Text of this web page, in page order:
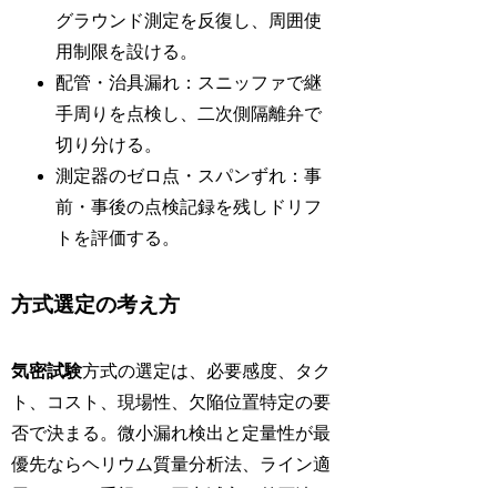
グラウンド測定を反復し、周囲使
用制限を設ける。
配管・治具漏れ：スニッファで継
手周りを点検し、二次側隔離弁で
切り分ける。
測定器のゼロ点・スパンずれ：事
前・事後の点検記録を残しドリフ
トを評価する。
方式選定の考え方
気密試験方式の選定は、必要感度、タク
ト、コスト、現場性、欠陥位置特定の要
否で決まる。微小漏れ検出と定量性が最
優先ならヘリウム質量分析法、ライン適